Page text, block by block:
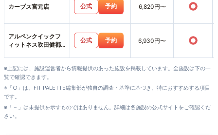
カーブス宮元店 公式 予約 6,820円〜 ○
アルペンクイックフ
ィットネス吹田健都
公式 予約 6,930円〜 ○
※上記には、施設運営者から情報提供のあった施設を掲載しています。全施設は下の一
覧で確認できます。
※「○」は、FIT PALETTE編集部が独自の調査・基準に基づき、特におすすめする項目
です。
※「－」は未提供を示すものではありません。詳細は各施設の公式サイトをご確認くだ
さい。